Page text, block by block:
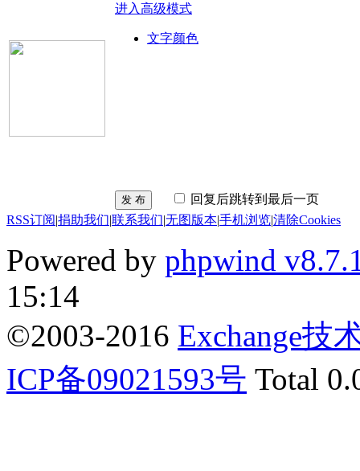
进入高级模式
文字颜色
发 布
回复后跳转到最后一页
RSS订阅|捐助我们|联系我们|无图版本|手机浏览|清除Cookies
Powered by phpwind
15:14
©2003-2016 Exchange技
ICP备09021593号 Total